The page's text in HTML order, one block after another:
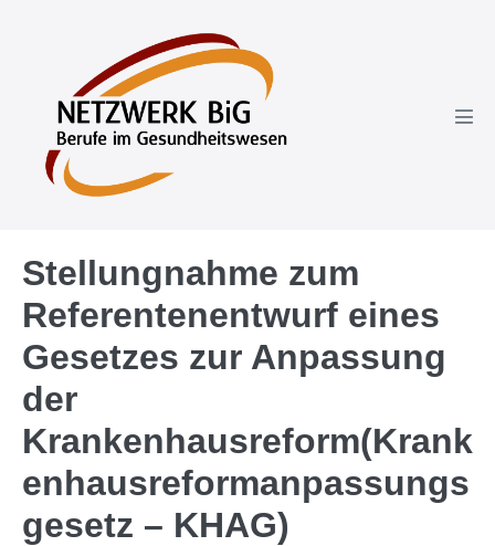
Stellungnahme zum
Referentenentwurf eines
Gesetzes zur Anpassung
der
Krankenhausreform(Krank
enhausreformanpassungs
gesetz – KHAG)